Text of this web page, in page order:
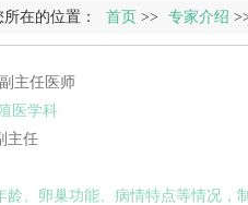
所在的位置： 首页 >> 专家介绍
副主任医师
医学科
主任
龄、卵巢功能、病情特点等情况，